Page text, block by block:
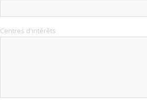
Centres d'intérêts